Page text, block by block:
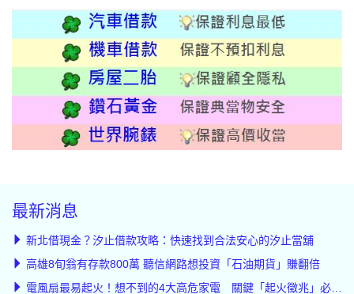
最新消息
新北借現金？汐止借款攻略：快速找到合法安心的汐止當舖
高雄8旬翁有存款800萬 聽信網路想投資「石油期貨」賺翻倍
電風扇最易起火！想不到的4大高危家電 關鍵「起火徵兆」必知道